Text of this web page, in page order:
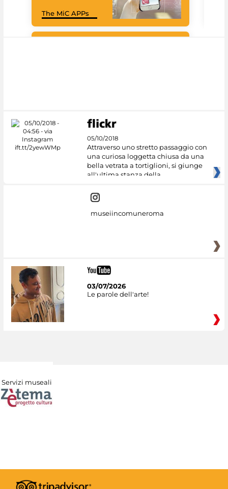
The MiC APPs
05/10/2018
Attraverso uno stretto passaggio con
una curiosa loggetta chiusa da una
bella vetrata a tortiglioni, si giunge
all'ultima stanza della
museiincomuneroma
03/07/2026
Le parole dell'arte!
Servizi museali